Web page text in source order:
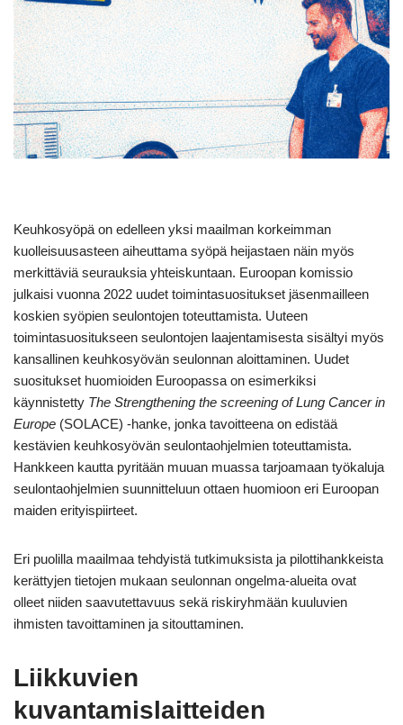
Keuhkosyöpä on edelleen yksi maailman korkeimman
kuolleisuusasteen aiheuttama syöpä heijastaen näin myös
merkittäviä seurauksia yhteiskuntaan. Euroopan komissio
julkaisi vuonna 2022 uudet toimintasuositukset jäsenmailleen
koskien syöpien seulontojen toteuttamista. Uuteen
toimintasuositukseen seulontojen laajentamisesta sisältyi myös
kansallinen keuhkosyövän seulonnan aloittaminen. Uudet
suositukset huomioiden Euroopassa on esimerkiksi
käynnistetty The Strengthening the screening of Lung Cancer in
Europe (SOLACE) -hanke, jonka tavoitteena on edistää
kestävien keuhkosyövän seulontaohjelmien toteuttamista.
Hankkeen kautta pyritään muuan muassa tarjoamaan työkaluja
seulontaohjelmien suunnitteluun ottaen huomioon eri Euroopan
maiden erityispiirteet.
Eri puolilla maailmaa tehdyistä tutkimuksista ja pilottihankkeista
kerättyjen tietojen mukaan seulonnan ongelma-alueita ovat
olleet niiden saavutettavuus sekä riskiryhmään kuuluvien
ihmisten tavoittaminen ja sitouttaminen.
Liikkuvien
kuvantamislaitteiden